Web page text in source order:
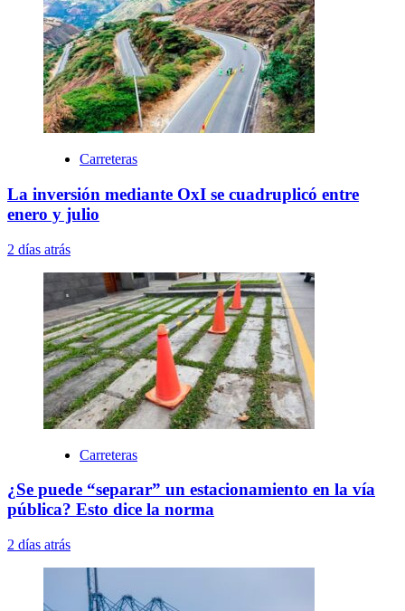
Carreteras
La inversión mediante OxI se cuadruplicó entre
enero y julio
2 días atrás
Carreteras
¿Se puede “separar” un estacionamiento en la vía
pública? Esto dice la norma
2 días atrás